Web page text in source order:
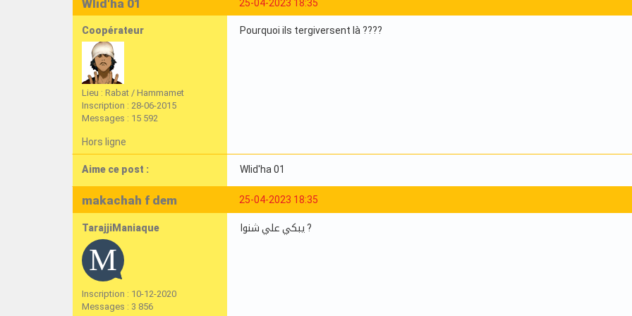
25-04-2023 18:35
Wlid'ha 01
Coopérateur
Lieu : Rabat / Hammamet
Inscription : 28-06-2015
Messages : 15 592
Pourquoi ils tergiversent là ????
Hors ligne
Aime ce post : Wlid'ha 01
25-04-2023 18:35
makachah f dem
TarajjiManiaque
Inscription : 10-12-2020
Messages : 3 856
يبكي علي شنوا ?